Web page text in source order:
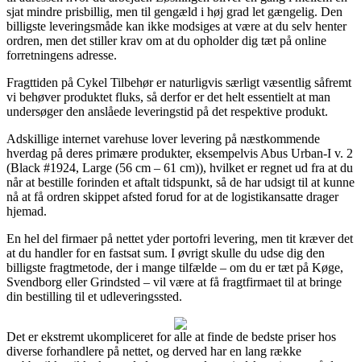
sjat mindre prisbillig, men til gengæld i høj grad let gængelig. Den
billigste leveringsmåde kan ikke modsiges at være at du selv henter
ordren, men det stiller krav om at du opholder dig tæt på online
forretningens adresse.
Fragttiden på Cykel Tilbehør er naturligvis særligt væsentlig såfremt
vi behøver produktet fluks, så derfor er det helt essentielt at man
undersøger den anslåede leveringstid på det respektive produkt.
Adskillige internet varehuse lover levering på næstkommende
hverdag på deres primære produkter, eksempelvis Abus Urban-I v. 2
(Black #1924, Large (56 cm – 61 cm)), hvilket er regnet ud fra at du
når at bestille forinden et aftalt tidspunkt, så de har udsigt til at kunne
nå at få ordren skippet afsted forud for at de logistikansatte drager
hjemad.
En hel del firmaer på nettet yder portofri levering, men tit kræver det
at du handler for en fastsat sum. I øvrigt skulle du udse dig den
billigste fragtmetode, der i mange tilfælde – om du er tæt på Køge,
Svendborg eller Grindsted – vil være at få fragtfirmaet til at bringe
din bestilling til et udleveringssted.
Det er ekstremt ukompliceret for alle at finde de bedste priser hos
diverse forhandlere på nettet, og derved har en lang række